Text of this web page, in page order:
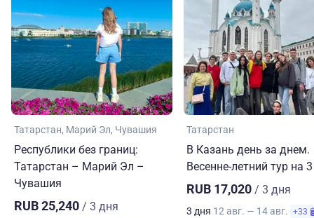
Татарстан Марий Эл Чувашия
Республики без границ:
Татарстан – Марий Эл –
Чувашия
RUB 25,240 / 3 дня
Татарстан
В Казань день за днем.
Весенне-летний тур на
RUB 17,020 / 3 дня
3 дня 12 авг. — 14 авг. +33